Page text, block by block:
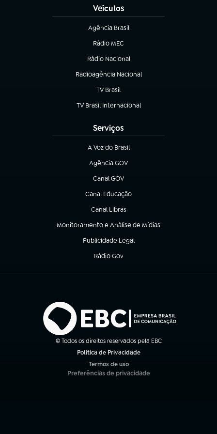
Veículos
Agência Brasil
(abre em nova aba)
Rádio MEC
(abre em nova aba)
Rádio Nacional
Radioagência Nacional
(abre em nova aba)
TV Brasil
(abre em nova aba)
TV Brasil Internacional
(abre em nova aba)
Serviços
A Voz do Brasil
(abre em nova aba)
Agência GOV
(abre em nova aba)
Canal GOV
(abre em nova aba)
Canal Educação
(abre em nova aba)
Canal Libras
(abre em nova aba)
Monitoramento e Análise de Mídias
(abre em nova aba)
Publicidade Legal
(abre em nova aba)
Rádio Gov
(abre em nova aba)
© Todos os direitos reservados pela EBC
Política de Privacidade
Termos de uso
(abre em nova aba)
Preferências de privacidade